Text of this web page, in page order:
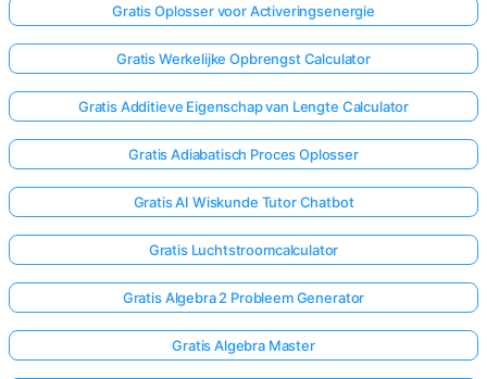
Gratis Oplosser voor Activeringsenergie
Gratis Werkelijke Opbrengst Calculator
Gratis Additieve Eigenschap van Lengte Calculator
Gratis Adiabatisch Proces Oplosser
Gratis AI Wiskunde Tutor Chatbot
Gratis Luchtstroomcalculator
Gratis Algebra 2 Probleem Generator
Gratis Algebra Master